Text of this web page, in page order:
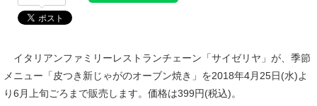
イタリアンファミリーレストランチェーン「サイゼリヤ」が、季節
メニュー「皮つき新じゃがのオーブン焼き」を2018年4月25日(水)よ
り6月上旬ごろまで販売します。価格は399円(税込)。